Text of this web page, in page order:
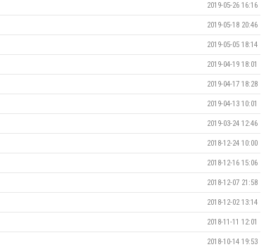
2019-05-26 16:16
2019-05-18 20:46
2019-05-05 18:14
2019-04-19 18:01
2019-04-17 18:28
2019-04-13 10:01
2019-03-24 12:46
2018-12-24 10:00
2018-12-16 15:06
2018-12-07 21:58
2018-12-02 13:14
2018-11-11 12:01
2018-10-14 19:53